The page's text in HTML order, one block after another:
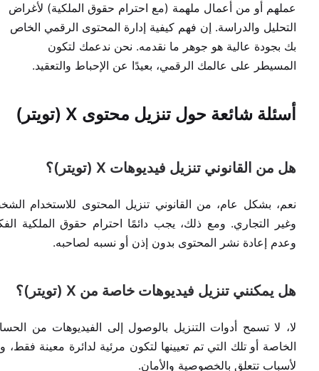
عملهم أو من أعمال ملهمة (مع احترام حقوق الملكية) لأغراض
التحليل والدراسة. إن فهم كيفية إدارة المحتوى الرقمي الخاص
بك بجودة عالية هو جوهر ما نقدمه. نحن ندعمك لتكون
المسيطر على عالمك الرقمي، بعيدًا عن الإحباط والتعقيد.
أسئلة شائعة حول تنزيل محتوى X (تويتر)
هل من القانوني تنزيل فيديوهات X (تويتر)؟
نعم، بشكل عام، من القانوني تنزيل المحتوى للاستخدام
وغير التجاري. ومع ذلك، يجب دائمًا احترام حقوق الملكية
وعدم إعادة نشر المحتوى بدون إذن أو نسبه لصاحبه.
هل يمكنني تنزيل فيديوهات خاصة من X (تويتر)؟
لا، لا تسمح أدوات التنزيل بالوصول إلى الفيديوهات من
الخاصة أو تلك التي تم تعيينها لتكون مرئية لدائرة معينة فقط،
لأسباب تتعلق بالخصوصية والأمان.